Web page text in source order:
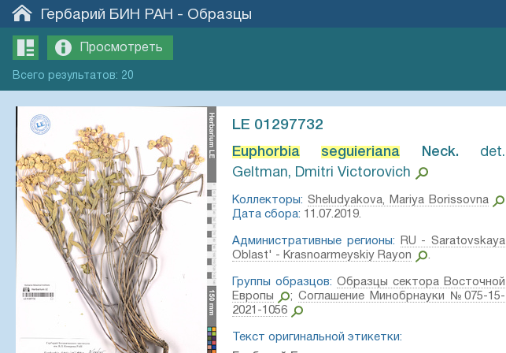
Гербарий БИН РАН - Образцы
Просмотреть
Всего результатов: 20
LE 01297732
Euphorbia seguieriana Neck.⁣ det.
Geltman, Dmitri Victorovich
Коллекторы: Sheludyakova, Mariya Borissovna
Дата сбора: 11.07.2019.
Административные регионы:
RU - Saratovskaya
Oblast' - Krasnoarmeyskiy Rayon
.
Группы образцов: Образцы сектора Восточной
Европы
; Соглашение Минобрнауки №075-15-
2021-1056
Текст оригинальной этикетки: